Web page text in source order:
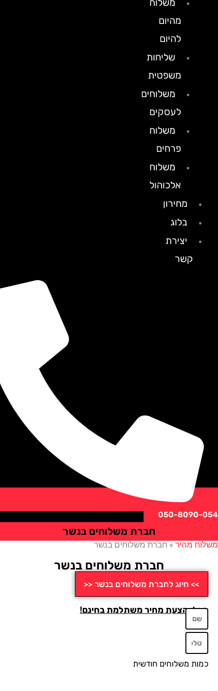
מהיום
להיום
שליחות
משפטית
משלוחים
לעסקים
משלוח
פרחים
משלוח
אלכוהול
מחירון
בלוג
יצירת
קשר
050-
חברת משלוחים בנשר
מהיר »חברת משלוחים בנשר
חברת משלוחים בנשר
>> חיוג לחברת משלוחים בנשר <<
הצעת מחיר משתלמת בחינם!
משלוחים חודשית